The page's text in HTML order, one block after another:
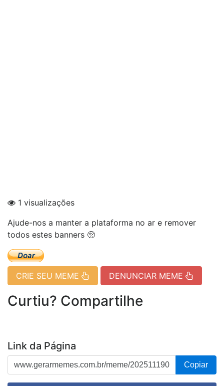
1 visualizações
Ajude-nos a manter a plataforma no ar e remover
todos estes banners 🥺
CRIE SEU MEME DENUNCIAR MEME
Curtiu? Compartilhe
Link da Página
Copiar